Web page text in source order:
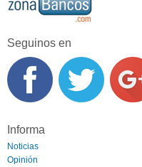
Seguinos en
Informa
Noticias
Opinión